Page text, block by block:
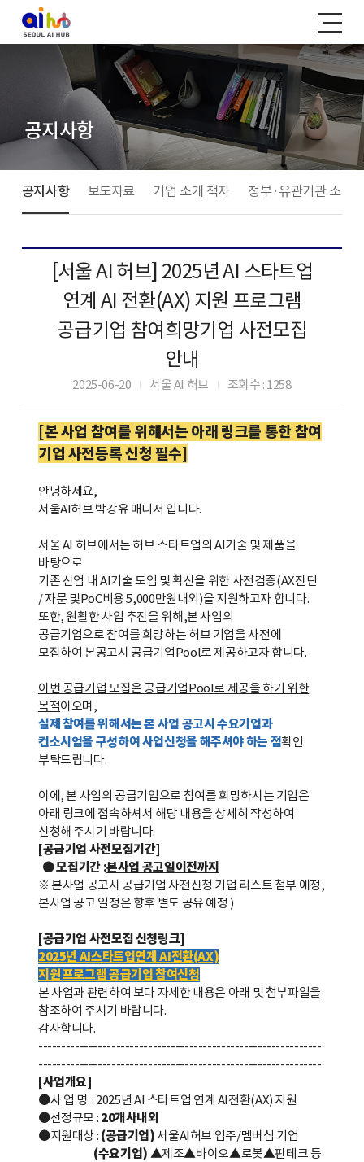
공지사항
공지사항 보도자료 기업 소개 책자 정부·유관기관 소식
[서울 AI 허브] 2025년 AI 스타트업
연계 AI 전환(AX) 지원 프로그램
공급기업 참여희망기업 사전모집
안내
2025-06-20 서울 AI 허브 조회수 : 1258
[본사업 참여를 위해서는 아래 링크를 통한참여
기업 사전등록신청 필수]
안녕하세요,
서울AI허브 박강유 매니저 입니다.
서울AI 허브에서는 허브 스타트업의 AI기술 및 제품을
바탕으로
기존 산업 내 AI기술 도입 및 확산을 위한 사전검증(AX진단
/자문 및PoC비용5,000만원내외)을 지원하고자 합니다.
또한,원활한 사업 추진을 위해,본 사업의
공급기업으로참여를 희망하는 허브 기업을 사전에
모집하여 본공고시 공급기업Pool로 제공하고자 합니다.
이번 공급기업 모집은 공급기업Pool로 제공을 하기 위한
목적이오며 ,
실제 참여를 위해서는 본 사업 공고시 수요기업과
컨소시엄을 구성하여 사업신청을 해주셔야 하는 점확인
부탁드립니다.
이에,본 사업의 공급기업으로 참여를 희망하시는 기업은
아래 링크에 접속하셔서 해당 내용을 상세히 작성하여
신청해 주시기 바랍니다.
[공급기업 사전모집기간]
● 모집기간 :본사업 공고일이전까지
※ 본사업 공고시 공급기업 사전신청 기업 리스트 첨부 예정,
본사업 공고 일정은 향후 별도 공유 예정 )
[공급기업 사전모집 신청링크]
2025년 AI스타트업연계 AI전환(AX)
지원프로그램공급기업참여신청
본 사업과 관련하여 보다 자세한 내용은 아래 및 첨부파일을
참조하여 주시기 바랍니다.
감사합니다.
--------------------------------------------------------------
--------------------------------------------------------------
[사업개요]
●사 업 명 : 2025년 AI스타트업 연계 AI전환(AX) 지원
●선정규모 : 20개사내외
●지원대상: (공급기업)서울AI허브 입주/멤버십 기업
(수요기업) ▲제조▲바이오▲로봇▲핀테크 등